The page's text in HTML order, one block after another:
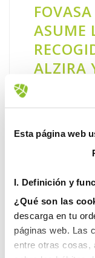
Esta página web
I. Definición y
¿Qué son las
descarga en tu
páginas web. Las
entre otras cosas,
ASUME
ALZIRA
presencia en
adjudicataria